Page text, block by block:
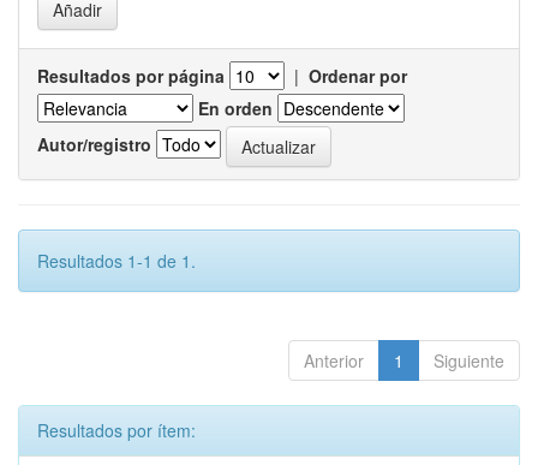
Resultados por página | Ordenar por
En orden
Autor/registro
Resultados 1-1 de 1.
Anterior 1 Siguiente
Resultados por ítem: